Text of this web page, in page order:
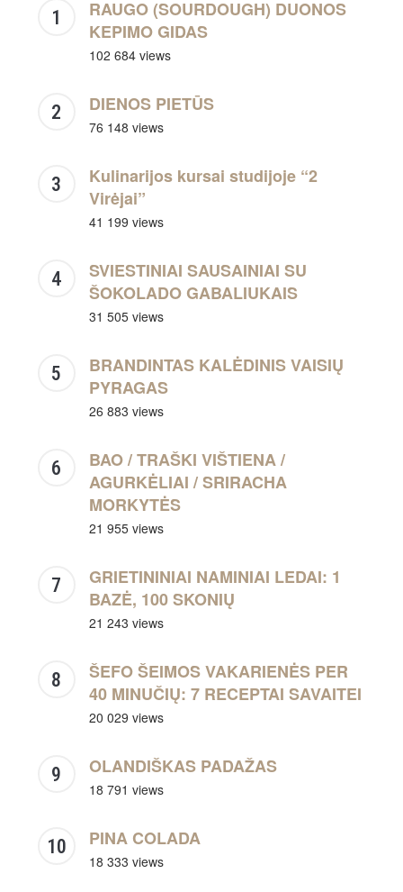
RAUGO (SOURDOUGH) DUONOS
KEPIMO GIDAS
102 684 views
DIENOS PIETŪS
76 148 views
Kulinarijos kursai studijoje “2
Virėjai”
41 199 views
SVIESTINIAI SAUSAINIAI SU
ŠOKOLADO GABALIUKAIS
31 505 views
BRANDINTAS KALĖDINIS VAISIŲ
PYRAGAS
26 883 views
BAO / TRAŠKI VIŠTIENA /
AGURKĖLIAI / SRIRACHA
MORKYTĖS
21 955 views
GRIETININIAI NAMINIAI LEDAI: 1
BAZĖ, 100 SKONIŲ
21 243 views
ŠEFO ŠEIMOS VAKARIENĖS PER
40 MINUČIŲ: 7 RECEPTAI SAVAITEI
20 029 views
OLANDIŠKAS PADAŽAS
18 791 views
PINA COLADA
18 333 views